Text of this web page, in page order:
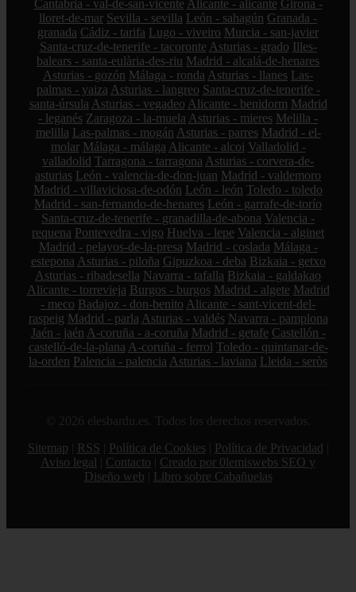
Cantabria - val-de-san-vicente Alicante - alicante Girona -
lloret-de-mar Sevilla - sevilla León - sahagún Granada -
granada Cádiz - tarifa Lugo - viveiro Murcia - san-javier
Santa-cruz-de-tenerife - tacoronte Asturias - grado Illes-
balears - santa-eulària-des-riu Madrid - alcalá-de-henares
Asturias - gozón Málaga - ronda Asturias - llanes Las-
palmas - yaiza Asturias - langreo Santa-cruz-de-tenerife -
santa-úrsula Asturias - vegadeo Alicante - benidorm Madrid
- leganés Zaragoza - la-muela Asturias - mieres Melilla -
melilla Las-palmas - mogán Asturias - parres Madrid - el-
molar Málaga - málaga Alicante - alcoi Valladolid -
valladolid Tarragona - tarragona Asturias - corvera-de-
asturias León - valencia-de-don-juan Madrid - valdemoro
Madrid - villaviciosa-de-odón León - león Toledo - toledo
Madrid - san-fernando-de-henares León - garrafe-de-torío
Santa-cruz-de-tenerife - granadilla-de-abona Valencia -
requena Pontevedra - vigo Huelva - lepe Valencia - alginet
Madrid - pelayos-de-la-presa Madrid - coslada Málaga -
estepona Asturias - piloña Gipuzkoa - deba Bizkaia - getxo
Asturias - ribadesella Navarra - tafalla Bizkaia - galdakao
Alicante - torrevieja Burgos - burgos Madrid - algete Madrid
- meco Badajoz - don-benito Alicante - sant-vicent-del-
raspeig Madrid - parla Asturias - valdés Navarra - pamplona
Jaén - jaén A-coruña - a-coruña Madrid - getafe Castellón -
castelló-de-la-plana A-coruña - ferrol Toledo - quintanar-de-
la-orden Palencia - palencia Asturias - laviana Lleida - seròs
© 2026 elesbardu.es. Todos los derechos reservados.
Sitemap
RSS Política de Cookies Política de Privacidad
Aviso legal
Contacto
Creado por 0lemiswebs SEO y
Diseño web
Libro sobre Cabañuelas